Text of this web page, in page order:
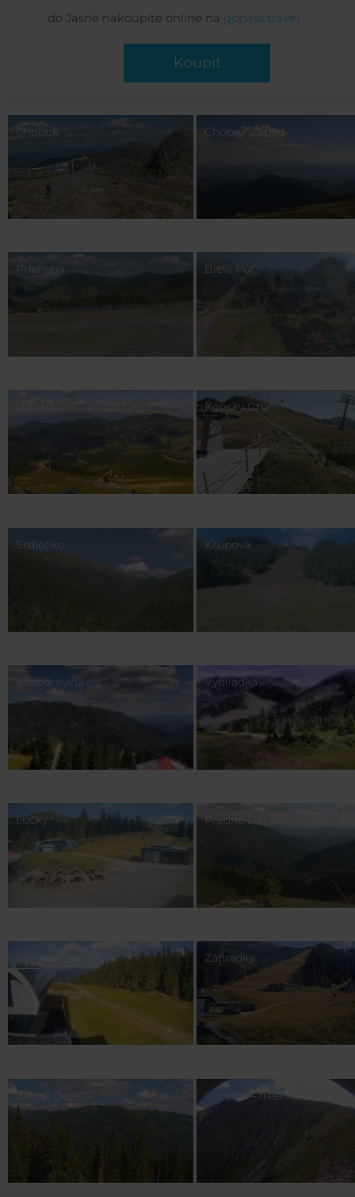
do Jasné nakoupíte online na gopass.travel
Koupit
Chopok Chopok Západ
Priehyba Biela Púť
Konský Grúň
Srdiečko Krupová
Kosodrevina Vyhliadka
Lúčky Predné Dereše
Záhradky
Zadné Dereše Chopok – freeride zone